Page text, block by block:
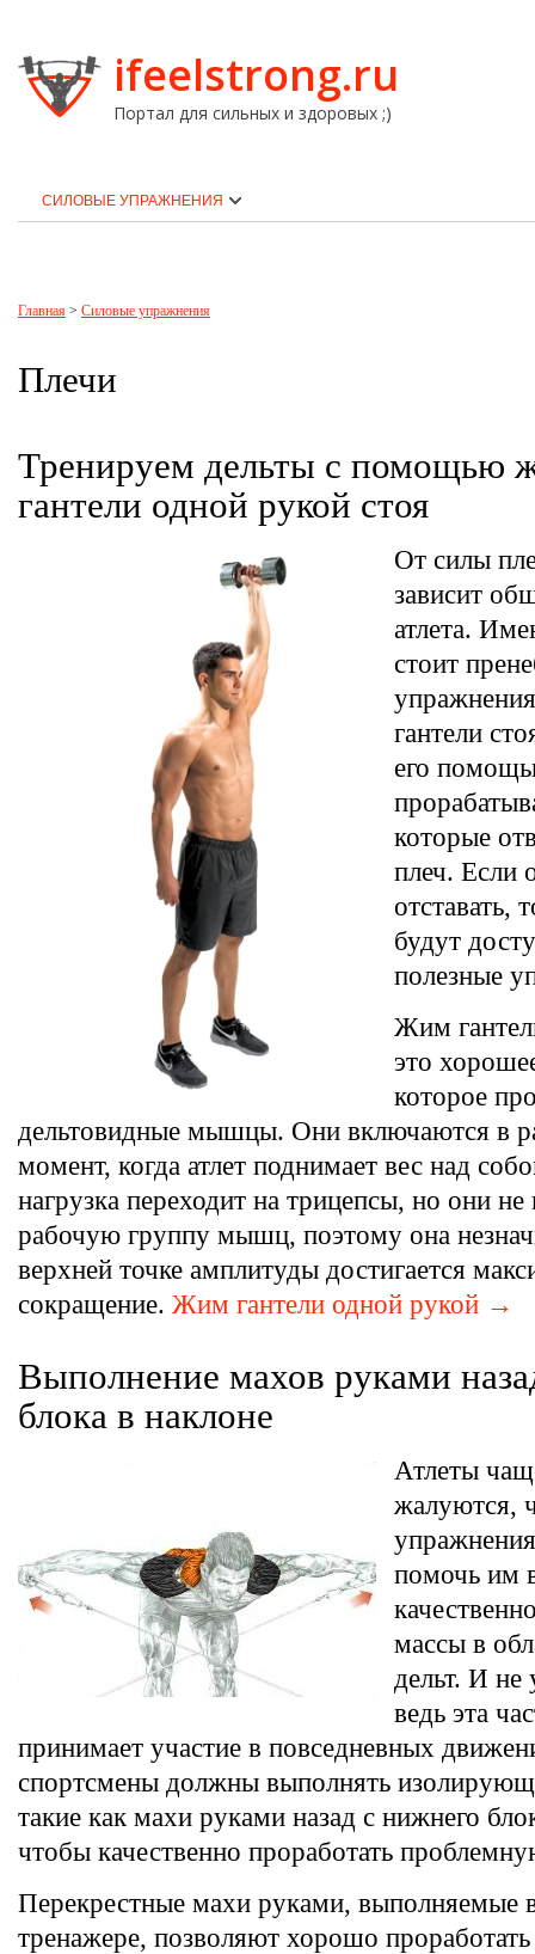
ifeelstrong.ru
Портал для сильных и здоровых ;)
СИЛОВЫЕ УПРАЖНЕНИЯ
Главная > Силовые упражнения
Плечи
Тренируем дельты с помощью
гантели одной рукой стоя
От силы
зависит
атлета.
стоит
гантели
его
которые
плеч. Если
отставать,
будут
полезные
Жим
это
которое
дельтовидные мышцы. Они включаются в
момент, когда атлет поднимает вес над
нагрузка переходит на трицепсы, но они не
рабочую группу мышц, поэтому она
верхней точке амплитуды достигается
сокращение. Жим гантели одной рукой →
Выполнение махов руками
блока в наклоне
Атлеты
жалуются,
помочь им
массы в
дельт. И не
ведь эта
принимает участие в повседневных
спортсмены должны выполнять
такие как махи руками назад с нижнего
чтобы качественно проработать
Перекрестные махи руками, выполняемые
тренажере, позволяют хорошо